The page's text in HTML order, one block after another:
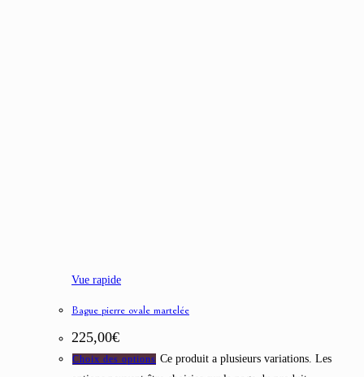
Vue rapide
Bague pierre ovale martelée
225,00€
Choix des options Ce produit a plusieurs variations. Les